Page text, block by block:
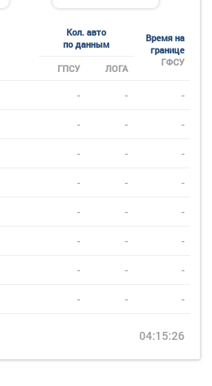
Кол. авто
по данным
Время на
границе
ГФСУ
ГПСУ ЛОГА
- - -
- - -
- - -
- - -
- - -
- - -
- - -
- - -
04:15:26